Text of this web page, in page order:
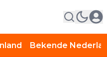
Bekende